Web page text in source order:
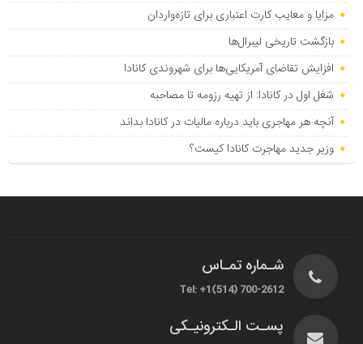
مزایا و معایب کارت اعتباری برای تازه‌واردان
بازگشت تاریخی لیبرال‌ها
افزایش تقاضای آمریکایی‌ها برای شهروندی کانادا
شغل اول در کانادا: از تهیه رزومه تا مصاحبه
آنچه هر مهاجری باید درباره مالیات در کانادا بداند
وزیر جدید مهاجرت کانادا کیست؟
شـماره تمـاس
Tel: +1(514) 700-2612
پسـت الـکترونیـکی